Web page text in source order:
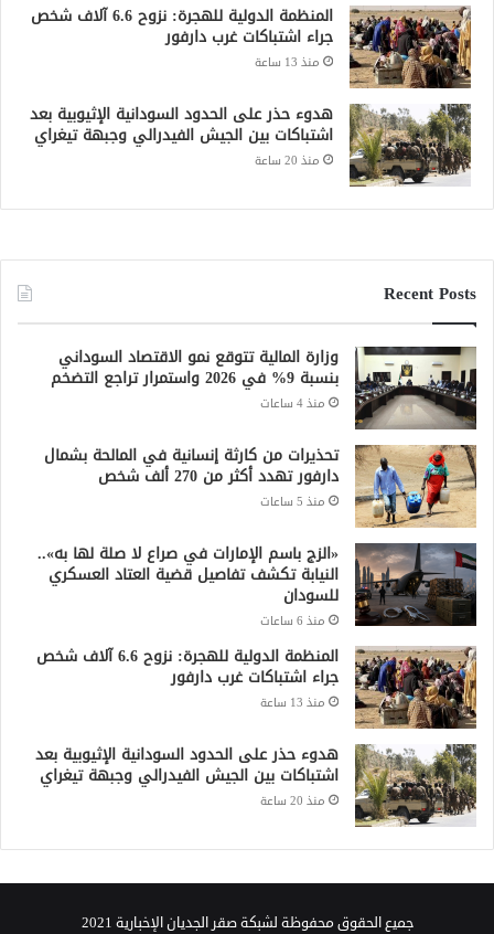
المنظمة الدولية للهجرة: نزوح 6.6 آلاف شخص
جراء اشتباكات غرب دارفور
منذ 13 ساعة
هدوء حذر على الحدود السودانية الإثيوبية بعد
اشتباكات بين الجيش الفيدرالي وجبهة تيغراي
منذ 20 ساعة
Recent Posts
وزارة المالية تتوقع نمو الاقتصاد السوداني
بنسبة 9% في 2026 واستمرار تراجع التضخم
منذ 4 ساعات
تحذيرات من كارثة إنسانية في المالحة بشمال
دارفور تهدد أكثر من 270 ألف شخص
منذ 5 ساعات
«الزج باسم الإمارات في صراع لا صلة لها به»..
النيابة تكشف تفاصيل قضية العتاد العسكري
للسودان
منذ 6 ساعات
المنظمة الدولية للهجرة: نزوح 6.6 آلاف شخص
جراء اشتباكات غرب دارفور
منذ 13 ساعة
هدوء حذر على الحدود السودانية الإثيوبية بعد
اشتباكات بين الجيش الفيدرالي وجبهة تيغراي
منذ 20 ساعة
جميع الحقوق محفوظة لشبكة صقر الجديان الإخبارية 2021